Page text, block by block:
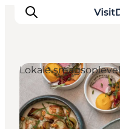
Inspiration
Destinationer
Lokale